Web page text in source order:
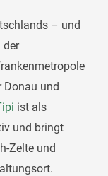
– und
der
Donau und
ist als
und bringt
Zelte und